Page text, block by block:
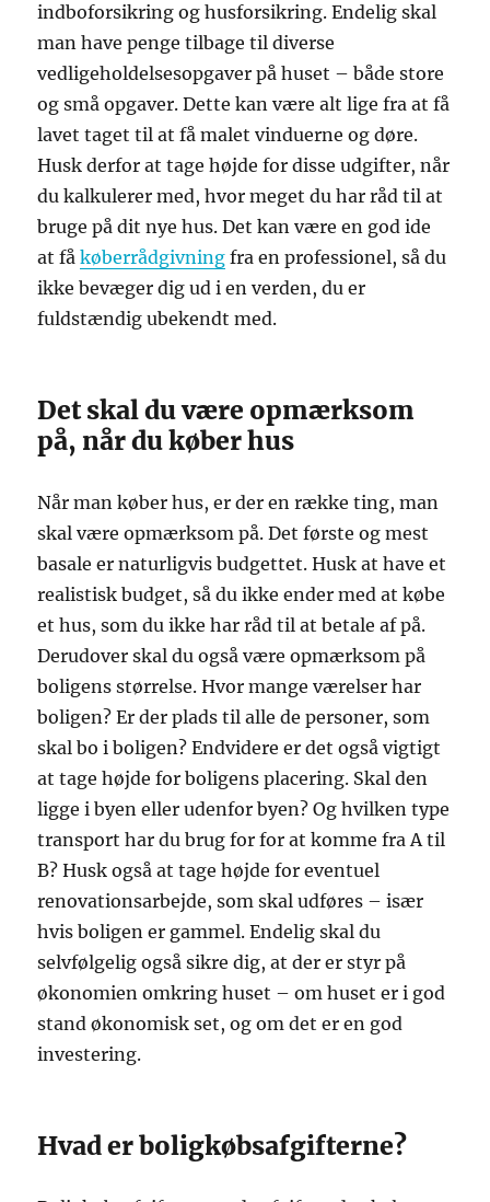
indboforsikring og husforsikring. Endelig skal
man have penge tilbage til diverse
vedligeholdelsesopgaver på huset – både store
og små opgaver. Dette kan være alt lige fra at få
lavet taget til at få malet vinduerne og døre.
Husk derfor at tage højde for disse udgifter, når
du kalkulerer med, hvor meget du har råd til at
bruge på dit nye hus. Det kan være en god ide
at fåkøberrådgivning fra en professionel, så du
ikke bevæger dig ud i en verden, du er
fuldstændig ubekendt med.
Det skal du være opmærksom
på, når du køber hus
Når man køber hus, er der en række ting, man
skal være opmærksom på. Det første og mest
basale er naturligvis budgettet. Husk at have et
realistisk budget, så du ikke ender med at købe
et hus, som du ikke har råd til at betale af på.
Derudover skal du også være opmærksom på
boligens størrelse. Hvor mange værelser har
boligen? Er der plads til alle de personer, som
skal bo i boligen? Endvidere er det også vigtigt
at tage højde for boligens placering. Skal den
ligge i byen eller udenfor byen? Og hvilken type
transport har du brug for for at komme fra A til
B? Husk også at tage højde for eventuel
renovationsarbejde, som skal udføres – især
hvis boligen er gammel. Endelig skal du
selvfølgelig også sikre dig, at der er styr på
økonomien omkring huset – om huset er i god
stand økonomisk set, og om det er en god
investering.
Hvad er boligkøbsafgifterne?